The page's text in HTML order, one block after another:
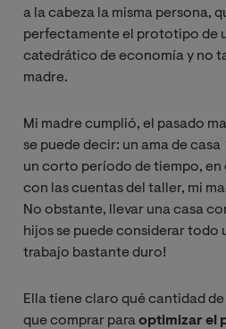
a la cabeza la misma persona,
perfectamente el prototipo de
catedrático de economía y no
madre.
Mi madre cumplió, el pasado
se puede decir: un ama de casa
un corto período de tiempo, en
con las cuentas del taller, mi
No obstante, llevar una casa
hijos se puede considerar todo
trabajo bastante duro!
Ella tiene claro qué cantidad
que comprar paraoptimizar el